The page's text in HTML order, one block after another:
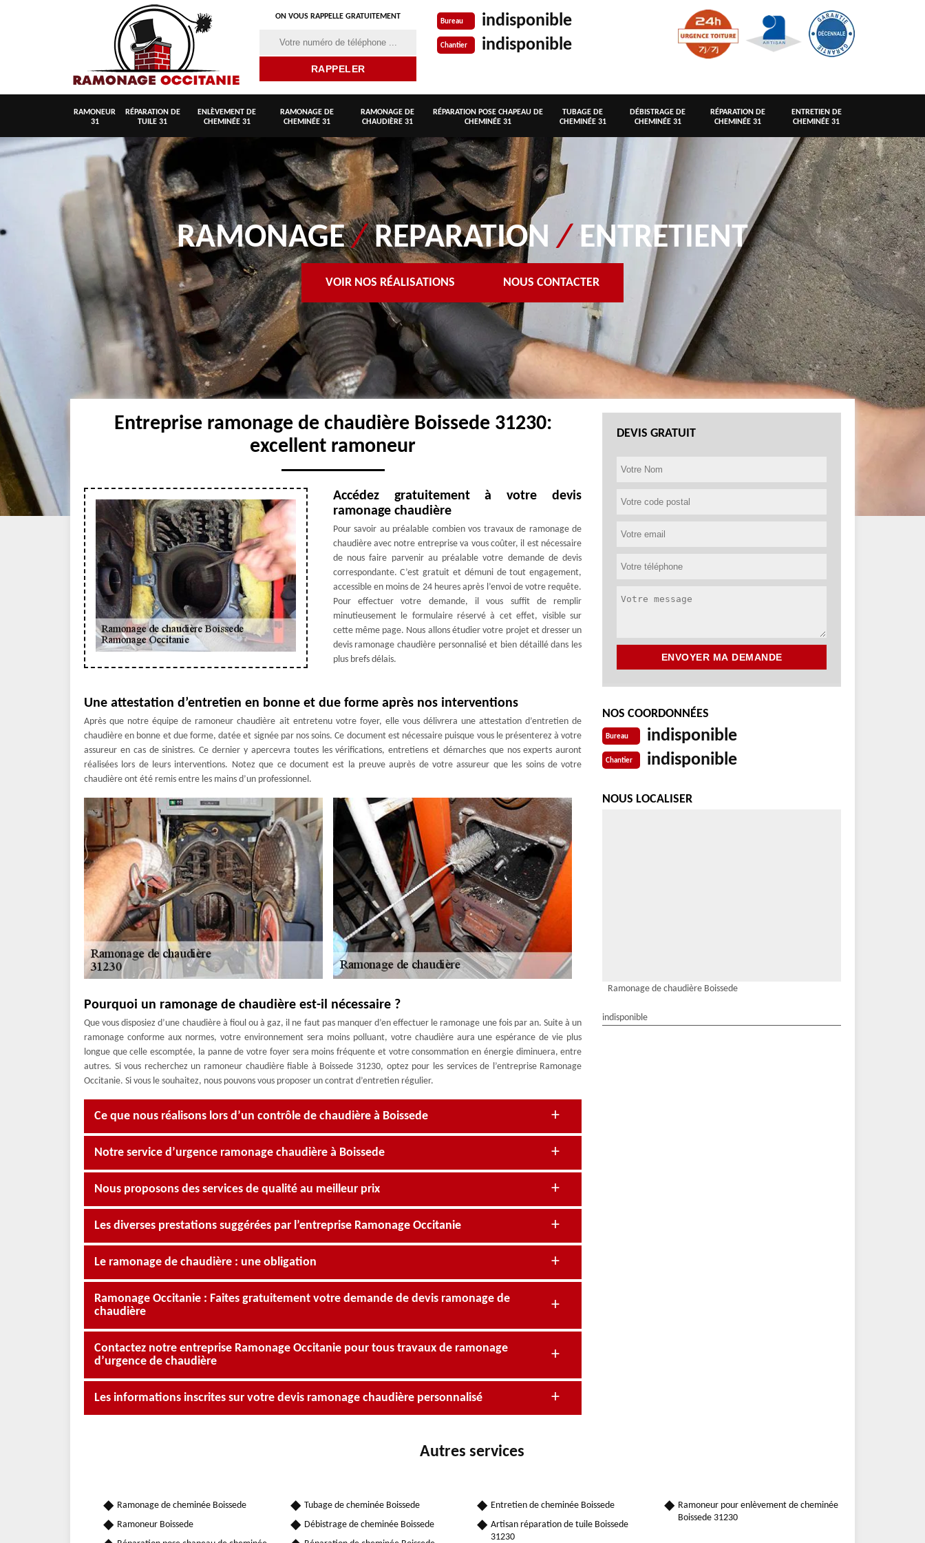
ON VOUS RAPPELLE GRATUITEMENT
Bureau indisponible
Chantier indisponible
RAMONEUR
31
RÉPARATION DE
TUILE 31
ENLÈVEMENT DE
CHEMINÉE 31
RAMONAGE DE
CHEMINÉE 31
RAMONAGE DE
CHAUDIÈRE 31
RÉPARATION POSE CHAPEAU DE
CHEMINÉE 31
TUBAGE DE
CHEMINÉE 31
DÉBISTRAGE DE
CHEMINÉE 31
RÉPARATION DE
CHEMINÉE 31
ENTRETIEN DE
CHEMINÉE 31
RAMONAGE/REPARATION/ENTRETIENT
VOIR NOS RÉALISATIONS NOUS CONTACTER
Entreprise ramonage de chaudière Boissede 31230:
excellent ramoneur
Accédez gratuitement à votre devis
ramonage chaudière
Pour savoir au préalable combien vos travaux de ramonage de
chaudière avec notre entreprise va vous coûter, il est nécessaire
de nous faire parvenir au préalable votre demande de devis
correspondante. C’est gratuit et démuni de tout engagement,
accessible en moins de 24 heures après l’envoi de votre requête.
Pour effectuer votre demande, il vous suffit de remplir
minutieusement le formulaire réservé à cet effet, visible sur
cette même page. Nous allons étudier votre projet et dresser un
devis ramonage chaudière personnalisé et bien détaillé dans les
plus brefs délais.
Une attestation d’entretien en bonne et due forme après nos interventions
Après que notre équipe de ramoneur chaudière ait entretenu votre foyer, elle vous délivrera une attestation d’entretien de
chaudière en bonne et due forme, datée et signée par nos soins. Ce document est nécessaire puisque vous le présenterez à votre
assureur en cas de sinistres. Ce dernier y apercevra toutes les vérifications, entretiens et démarches que nos experts auront
réalisées lors de leurs interventions. Notez que ce document est la preuve auprès de votre assureur que les soins de votre
chaudière ont été remis entre les mains d’un professionnel.
Pourquoi un ramonage de chaudière est-il nécessaire ?
Que vous disposiez d’une chaudière à fioul ou à gaz, il ne faut pas manquer d’en effectuer le ramonage une fois par an. Suite à un
ramonage conforme aux normes, votre environnement sera moins polluant, votre chaudière aura une espérance de vie plus
longue que celle escomptée, la panne de votre foyer sera moins fréquente et votre consommation en énergie diminuera, entre
autres. Si vous recherchez un ramoneur chaudière fiable à Boissede 31230, optez pour les services de l’entreprise Ramonage
Occitanie. Si vous le souhaitez, nous pouvons vous proposer un contrat d’entretien régulier.
Ce que nous réalisons lors d’un contrôle de chaudière à Boissede
Notre service d’urgence ramonage chaudière à Boissede
Nous proposons des services de qualité au meilleur prix
Les diverses prestations suggérées par l’entreprise Ramonage Occitanie
Le ramonage de chaudière : une obligation
Ramonage Occitanie : Faites gratuitement votre demande de devis ramonage de
chaudière
Contactez notre entreprise Ramonage Occitanie pour tous travaux de ramonage
d’urgence de chaudière
Les informations inscrites sur votre devis ramonage chaudière personnalisé
DEVIS GRATUIT
NOS COORDONNÉES
Bureau indisponible
Chantier indisponible
NOUS LOCALISER
Ramonage de chaudière Boissede
indisponible
Autres services
Ramonage de cheminée Boissede
Ramoneur Boissede
Tubage de cheminée Boissede
Débistrage de cheminée Boissede
Entretien de cheminée Boissede
Artisan réparation de tuile Boissede
31230
Ramoneur pour enlèvement de cheminée
Boissede 31230